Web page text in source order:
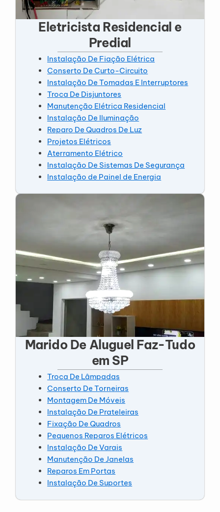
Eletricista Residencial e
Predial
Instalação De Fiação Elétrica
Conserto De Curto-Circuito
Instalação De Tomadas E Interruptores
Troca De Disjuntores
Manutenção Elétrica Residencial
Instalação De Iluminação
Reparo De Quadros De Luz
Projetos Elétricos
Aterramento Elétrico
Instalação De Sistemas De Segurança
Instalação de Painel de Energia
Marido De Aluguel Faz-Tudo
em SP
Troca De Lâmpadas
Conserto De Torneiras
Montagem De Móveis
Instalação De Prateleiras
Fixação De Quadros
Pequenos Reparos Elétricos
Instalação De Varais
Manutenção De Janelas
Reparos Em Portas
Instalação De Suportes